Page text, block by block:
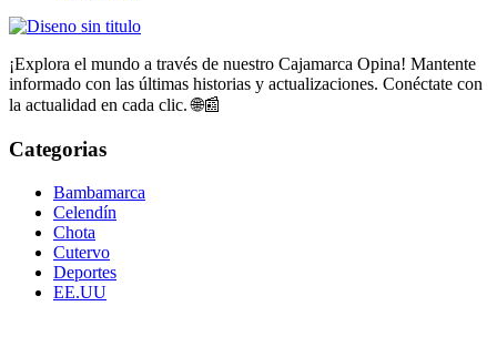
¡Explora el mundo a través de nuestro Cajamarca Opina! Mantente
informado con las últimas historias y actualizaciones. Conéctate con
la actualidad en cada clic. 🌐📰
Categorias
Bambamarca
Celendín
Chota
Cutervo
Deportes
EE.UU